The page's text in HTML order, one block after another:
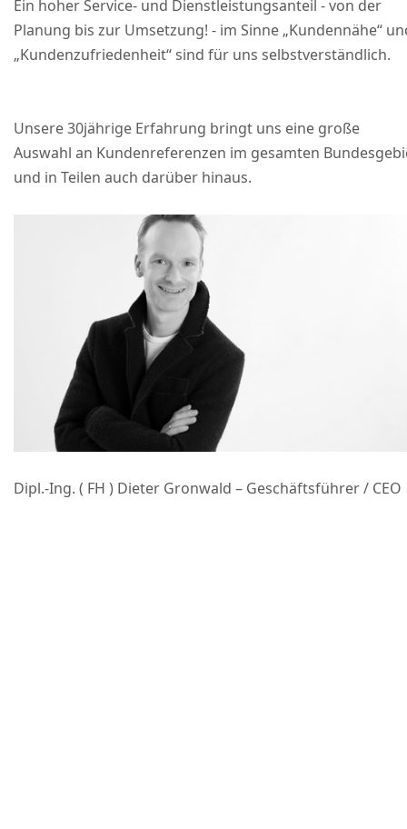
Ein hoher Service- und Dienstleistungsanteil - von der
Planung bis zur Umsetzung! - im Sinne „Kundennähe“
„Kundenzufriedenheit“ sind für uns selbstverständlich.
Unsere 30jährige Erfahrung bringt uns eine große
Auswahl an Kundenreferenzen im gesamten
und in Teilen auch darüber hinaus.
Dipl.-Ing. ( FH ) Dieter Gronwald – Geschäftsführer / CEO